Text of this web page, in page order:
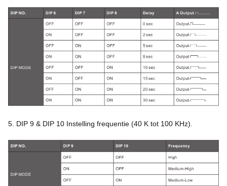
5. DIP 9 & DIP 10 Instelling frequentie (40 K tot 100 KHz).